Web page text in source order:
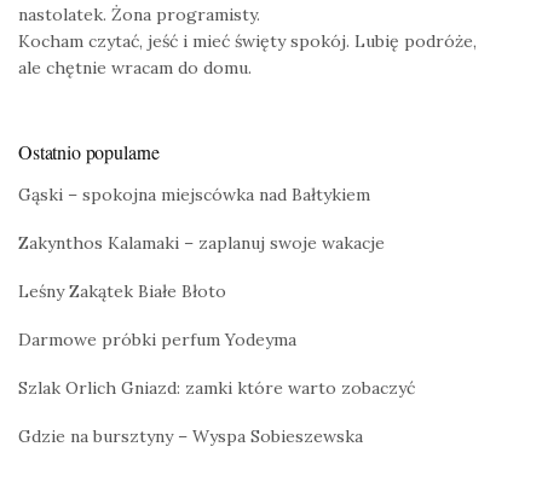
nastolatek. Żona programisty.
Kocham czytać, jeść i mieć święty spokój. Lubię podróże,
ale chętnie wracam do domu.
Ostatnio popularne
Gąski – spokojna miejscówka nad Bałtykiem
Zakynthos Kalamaki – zaplanuj swoje wakacje
Leśny Zakątek Białe Błoto
Darmowe próbki perfum Yodeyma
Szlak Orlich Gniazd: zamki które warto zobaczyć
Gdzie na bursztyny – Wyspa Sobieszewska